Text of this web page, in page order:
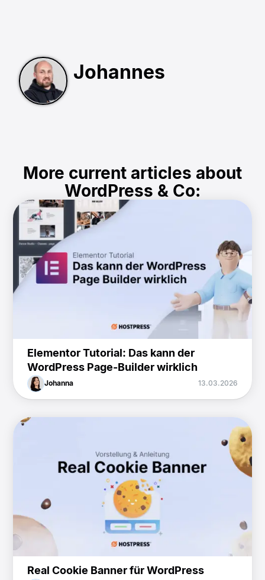
Johannes
More current articles about
WordPress & Co:
Elementor Tutorial: Das kann der
WordPress Page-Builder wirklich
Johanna 13.03.2026
Real Cookie Banner für WordPress